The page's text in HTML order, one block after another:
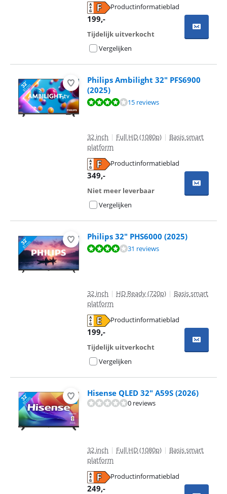
Productinformatieblad
199,-
Tijdelijk uitverkocht
Vergelijken
Philips Ambilight 32" PFS6900
(2025)
Beoordeling is 8,0 van de 10, gebaseerd op 15 reviews.
15 reviews
32 inch | Full HD (1080p) | Basis smart
platform
Productinformatieblad
349,-
Niet meer leverbaar
Vergelijken
Philips 32" PHS6000 (2025)
Beoordeling is 7,8 van de 10, gebaseerd op 31 reviews.
31 reviews
32 inch | HD Ready (720p) | Basis smart
platform
Productinformatieblad
199,-
Tijdelijk uitverkocht
Vergelijken
Hisense QLED 32" A59S (2026)
0 reviews
32 inch | Full HD (1080p) | Basis smart
platform
Productinformatieblad
249,-